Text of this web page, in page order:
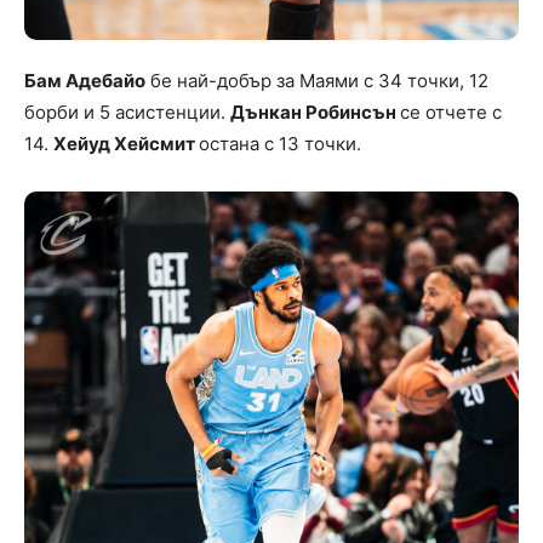
Бам Адебайо бе най-добър за Маями с 34 точки, 12
борби и 5 асистенции. Дънкан Робинсън се отчете с
14. Хейуд Хейсмитостана с 13 точки.